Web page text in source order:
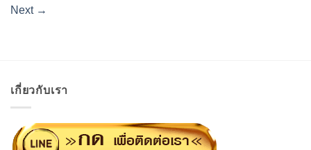
Next →
เกี่ยวกับเรา